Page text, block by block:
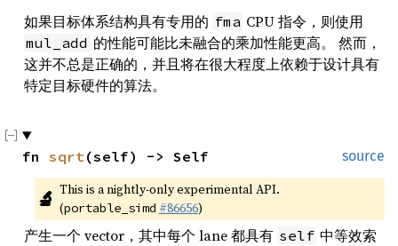
如果目标体系结构具有专用的 fma CPU 指令，则使用
mul_add 的性能可能比未融合的乘加性能更高。 然而，
这并不总是正确的，并且将在很大程度上依赖于设计具有
特定目标硬件的算法。
source
fn sqrt(self) -> Self
🔬 This is a nightly-only experimental API.
(portable_simd #86656)
产生一个 vector，其中每个 lane 都具有 self 中等效索